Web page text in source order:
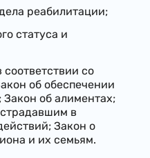
реабилитации;
статуса и
со
об обеспечении
об алиментах;
в
Закон о
и их семьям.